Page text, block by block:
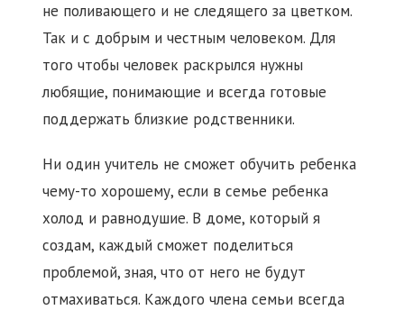
не поливающего и не следящего за цветком.
Так и с добрым и честным человеком. Для
того чтобы человек раскрылся нужны
любящие, понимающие и всегда готовые
поддержать близкие родственники.
Ни один учитель не сможет обучить ребенка
чему-то хорошему, если в семье ребенка
холод и равнодушие. В доме, который я
создам, каждый сможет поделиться
проблемой, зная, что от него не будут
отмахиваться. Каждого члена семьи всегда